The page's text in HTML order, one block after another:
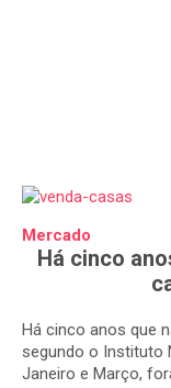
Mercado
Há cinco
Há cinco anos que
segundo o Instituto
Janeiro e Março,